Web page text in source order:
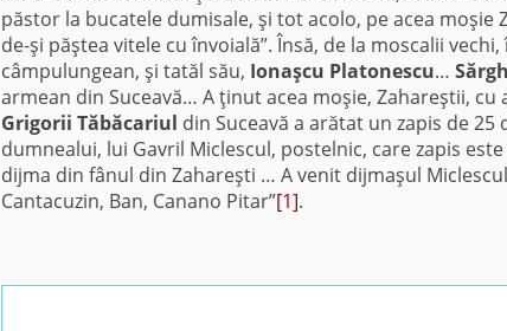
păstor la bucatele dumisale, şi tot acolo, pe acea moşie
de-şi păştea vitele cu învoială”. Însă, de la moscalii
câmpulungean, şi tatăl său, Ionaşcu Platonescu…
armean din Suceavă… A ţinut acea moşie, Zahareş­tii,
Grigorii Tăbăcariul din Suceavă a arătat un zapis de 25
dumnealui, lui Gavril Miclescul, postelnic, care zapis
dijma din fânul din Zahareşti … A venit dijmaşul
Cantacuzin, Ban, Canano Pitar”[1].